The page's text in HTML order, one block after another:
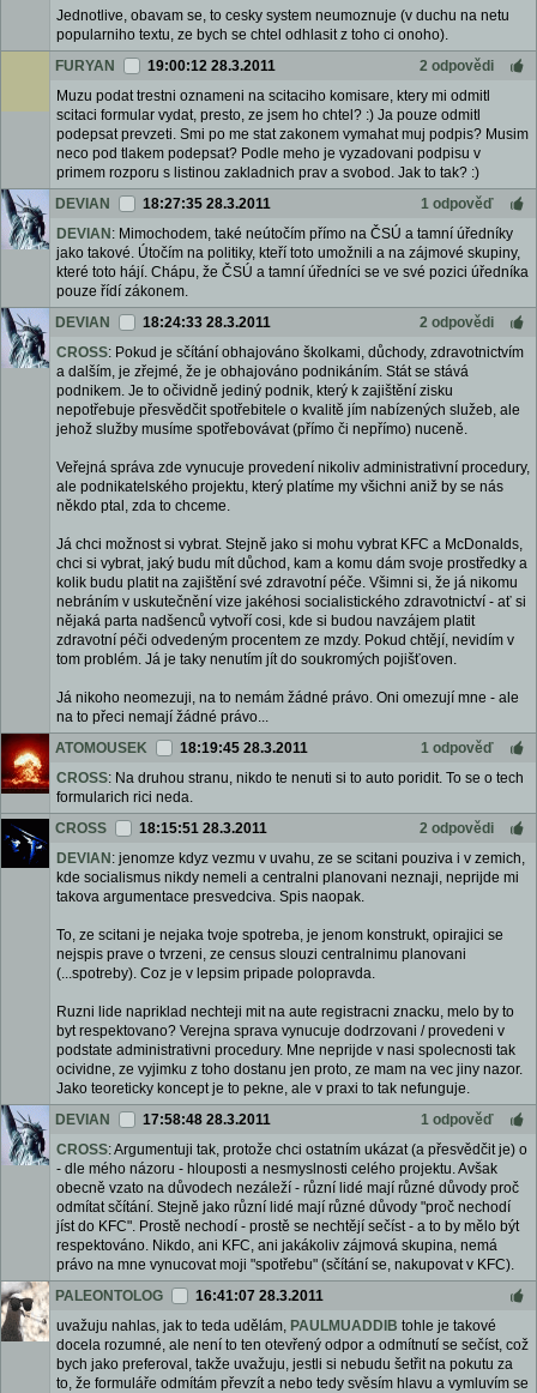
Jednotlive, obavam se, to cesky system neumoznuje (v duchu na netu
popularniho textu, ze bych se chtel odhlasit z toho ci onoho).
FURYAN
19:00:12 28.3.2011
2 odpovědi
Muzu podat trestni oznameni na scitaciho komisare, ktery mi odmitl
scitaci formular vydat, presto, ze jsem ho chtel? :) Ja pouze odmitl
podepsat prevzeti. Smi po me stat zakonem vymahat muj podpis? Musim
neco pod tlakem podepsat? Podle meho je vyzadovani podpisu v
primem rozporu s listinou zakladnich prav a svobod. Jak to tak? :)
DEVIAN
18:27:35 28.3.2011
1 odpověď
DEVIAN : Mimochodem, také neútočím přímo na ČSÚ a tamní úředníky
jako takové. Útočím na politiky, kteří toto umožnili a na zájmové skupiny,
které toto hájí. Chápu, že ČSÚ a tamní úředníci se ve své pozici úředníka
pouze řídí zákonem.
DEVIAN
18:24:33 28.3.2011
2 odpovědi
CROSS: Pokud je sčítání obhajováno školkami, důchody, zdravotnictvím
a dalším, je zřejmé, že je obhajováno podnikáním. Stát se stává
podnikem. Je to očividně jediný podnik, který k zajištění zisku
nepotřebuje přesvědčit spotřebitele o kvalitě jím nabízených služeb, ale
jehož služby musíme spotřebovávat (přímo či nepřímo) nuceně.
Veřejná správa zde vynucuje provedení nikoliv administrativní procedury,
ale podnikatelského projektu, který platíme my všichni aniž by se nás
někdo ptal, zda to chceme.
Já chci možnost si vybrat. Stejně jako si mohu vybrat KFC a McDonalds,
chci si vybrat, jaký budu mít důchod, kam a komu dám svoje prostředky a
kolik budu platit na zajištění své zdravotní péče. Všimni si, že já nikomu
nebráním v uskutečnění vize jakéhosi socialistického zdravotnictví - ať si
nějaká parta nadšenců vytvoří cosi, kde si budou navzájem platit
zdravotní péči odvedeným procentem ze mzdy. Pokud chtějí, nevidím v
tom problém. Já je taky nenutím jít do soukromých pojišťoven.
Já nikoho neomezuji, na to nemám žádné právo. Oni omezují mne - ale
na to přeci nemají žádné právo...
ATOMOUSEK
18:19:45 28.3.2011
1 odpověď
CROSS: Na druhou stranu, nikdo te nenuti si to auto poridit. To se o tech
formularich rici neda.
CROSS
18:15:51 28.3.2011
2 odpovědi
DEVIAN : jenomze kdyz vezmu v uvahu, ze se scitani pouziva i v zemich,
kde socialismus nikdy nemeli a centralni planovani neznaji, neprijde mi
takova argumentace presvedciva. Spis naopak.
To, ze scitani je nejaka tvoje spotreba, je jenom konstrukt, opirajici se
nejspis prave o tvrzeni, ze census slouzi centralnimu planovani
(...spotreby). Coz je v lepsim pripade polopravda.
Ruzni lide napriklad nechteji mit na aute registracni znacku, melo by to
byt respektovano? Verejna sprava vynucuje dodrzovani / provedeni v
podstate administrativni procedury. Mne neprijde v nasi spolecnosti tak
ocividne, ze vyjimku z toho dostanu jen proto, ze mam na vec jiny nazor.
Jako teoreticky koncept je to pekne, ale v praxi to tak nefunguje.
DEVIAN
17:58:48 28.3.2011
1 odpověď
CROSS: Argumentuji tak, protože chci ostatním ukázat (a přesvědčit je) o
- dle mého názoru - hlouposti a nesmyslnosti celého projektu. Avšak
obecně vzato na důvodech nezáleží - různí lidé mají různé důvody proč
odmítat sčítání. Stejně jako různí lidé mají různé důvody "proč nechodí
jíst do KFC". Prostě nechodí - prostě se nechtějí sečíst - a to by mělo být
respektováno. Nikdo, ani KFC, ani jakákoliv zájmová skupina, nemá
právo na mne vynucovat moji "spotřebu" (sčítání se, nakupovat v KFC).
PALEONTOLOG
16:41:07 28.3.2011
uvažuju nahlas, jak to teda udělám, PAULMUADDIB tohle je takové
docela rozumné, ale není to ten otevřený odpor a odmítnutí se sečíst, což
bych jako preferoval, takže uvažuju, jestli si nebudu šetřit na pokutu za
to, že formuláře odmítám převzít a nebo tedy svěsím hlavu a vymluvím se